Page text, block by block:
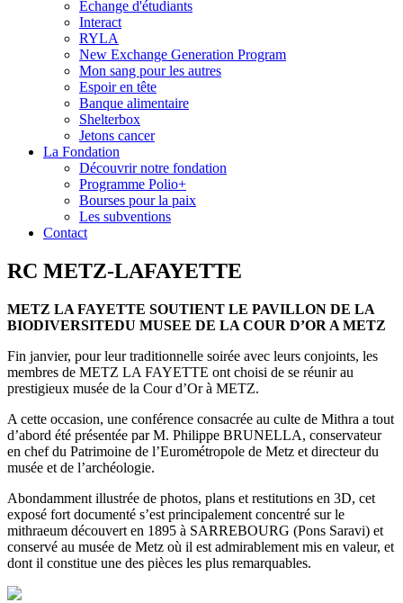
Echange d'étudiants
Interact
RYLA
New Exchange Generation Program
Mon sang pour les autres
Espoir en tête
Banque alimentaire
Shelterbox
Jetons cancer
La Fondation
Découvrir notre fondation
Programme Polio+
Bourses pour la paix
Les subventions
Contact
RC METZ-LAFAYETTE
METZ LA FAYETTE SOUTIENT LE PAVILLON DE LA
BIODIVERSITEDU MUSEE DE LA COUR D’OR A METZ
Fin janvier, pour leur traditionnelle soirée avec leurs conjoints, les
membres de METZ LA FAYETTE ont choisi de se réunir au
prestigieux musée de la Cour d’Or à METZ.
A cette occasion, une conférence consacrée au culte de Mithra a tout
d’abord été présentée par M. Philippe BRUNELLA, conservateur
en chef du Patrimoine de l’Eurométropole de Metz et directeur du
musée et de l’archéologie.
Abondamment illustrée de photos, plans et restitutions en 3D, cet
exposé fort documenté s’est principalement concentré sur le
mithraeum découvert en 1895 à SARREBOURG (Pons Saravi) et
conservé au musée de Metz où il est admirablement mis en valeur, et
dont il constitue une des pièces les plus remarquables.